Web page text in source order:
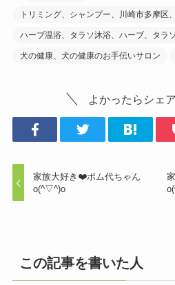
トリミング、シャンプー、川崎市多摩区
ハーブ温浴、タラソ沐浴、ハーブ、タラ
犬の健康、犬の健康のお手伝いサロン
よかったらシェ
家族大好き❤️ポム代ちゃん
o(^▽^)o
この記事を書いた人